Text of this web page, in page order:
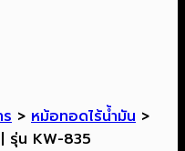
ร > หม้อทอดไร้น้ำมัน >
รุ่น KW-835